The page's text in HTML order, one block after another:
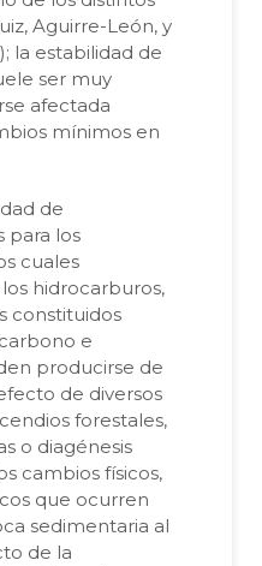
Aguirre-León, y
la estabilidad de
ser muy
afectada
mínimos en
de
para los
cuales
hidrocarburos,
constituidos
e
producirse de
de diversos
forestales,
o diagénesis
cambios físicos,
que ocurren
sedimentaria al
de la